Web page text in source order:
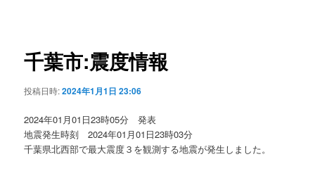
ゲ
ー
ョ
千葉市:震度情報
投稿日時:2024年1月1日 23:06
2024年01月01日23時05分 発表
地震発生時刻 2024年01月01日23時03分
千葉県北西部で最大震度３を観測する地震が発生しました。